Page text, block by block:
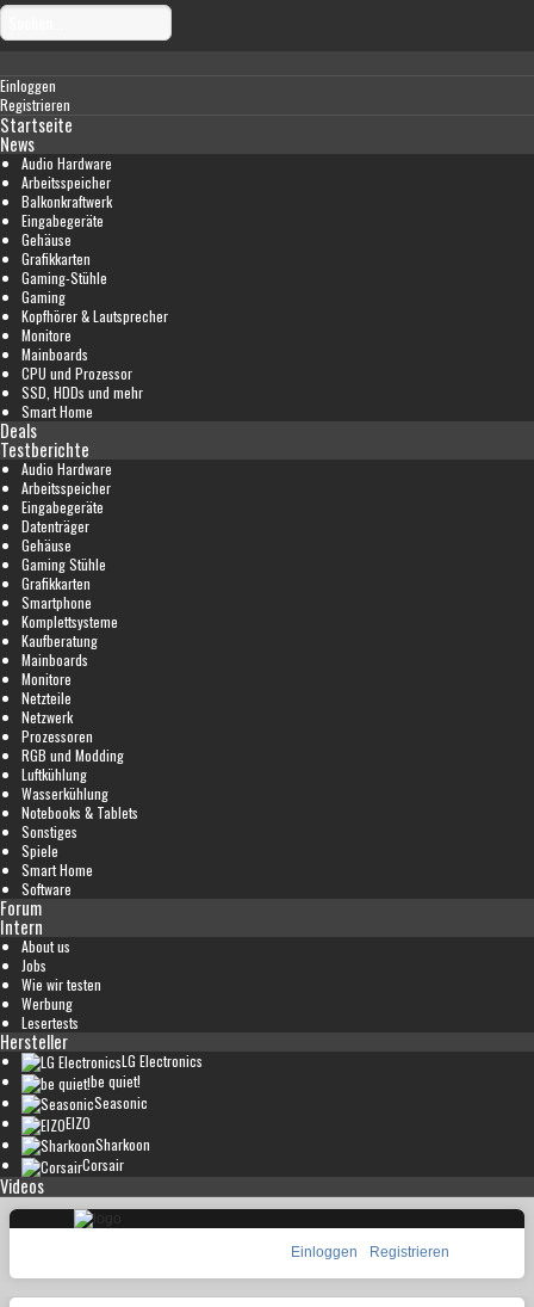
Einloggen
Registrieren
Startseite
News
Audio Hardware
Arbeitsspeicher
Balkonkraftwerk
Eingabegeräte
Gehäuse
Grafikkarten
Gaming-Stühle
Gaming
Kopfhörer & Lautsprecher
Monitore
Mainboards
CPU und Prozessor
SSD, HDDs und mehr
Smart Home
Deals
Testberichte
Audio Hardware
Arbeitsspeicher
Eingabegeräte
Datenträger
Gehäuse
Gaming Stühle
Grafikkarten
Smartphone
Komplettsysteme
Kaufberatung
Mainboards
Monitore
Netzteile
Netzwerk
Prozessoren
RGB und Modding
Luftkühlung
Wasserkühlung
Notebooks & Tablets
Sonstiges
Spiele
Smart Home
Software
Forum
Intern
About us
Jobs
Wie wir testen
Werbung
Lesertests
Hersteller
LG Electronics
be quiet!
Seasonic
EIZO
Sharkoon
Corsair
Videos
Einloggen Registrieren